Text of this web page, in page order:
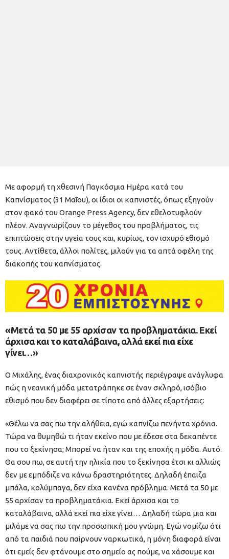
Με αφορμή τη χθεσινή Παγκόσμια Ημέρα κατά του
Καπνίσματος (31 Μαΐου), οι ίδιοι οι καπνιστές, όπως εξηγούν
στον φακό του Orange Press Agency, δεν εθελοτυφλούν
πλέον. Αναγνωρίζουν το μέγεθος του προβλήματος, τις
επιπτώσεις στην υγεία τους και, κυρίως, τον ισχυρό εθισμό
τους. Αντίθετα, άλλοι πολίτες, μιλούν για τα απτά οφέλη της
διακοπής του καπνίσματος.
«Μετά τα 50 με 55 αρχίσαν τα προβληματάκια. Εκεί
άρχισα και το καταλάβαινα, αλλά εκεί πια είχε
γίνει…»
Ο Μιχάλης, ένας διαχρονικός καπνιστής περιέγραψε ανάγλυφα
πώς η νεανική μόδα μετατράπηκε σε έναν σκληρό, ισόβιο
εθισμό που δεν διαφέρει σε τίποτα από άλλες εξαρτήσεις:
«Θέλω να σας πω την αλήθεια, εγώ καπνίζω πενήντα χρόνια.
Τώρα να θυμηθώ τι ήταν εκείνο που με έδεσε στα δεκαπέντε
που το ξεκίνησα; Μπορεί να ήταν και της εποχής η μόδα. Αυτό.
Θα σου πω, σε αυτή την ηλικία που το ξεκίνησα έτσι κι αλλιώς
δεν με εμπόδιζε να κάνω δραστηριότητες. Δηλαδή έπαιζα
μπάλα, κολύμπαγα, δεν είχα κανένα πρόβλημα. Μετά τα 50 με
55 αρχίσαν τα προβληματάκια. Εκεί άρχισα και το
καταλάβαινα, αλλά εκεί πια είχε γίνει… Δηλαδή τώρα μια και
μιλάμε να σας πω την προσωπική μου γνώμη. Εγώ νομίζω ότι
από τα παιδιά που παίρνουν ναρκωτικά, η μόνη διαφορά είναι
ότι εμείς δεν φτάνουμε στο σημείο ας πούμε, να χάσουμε και